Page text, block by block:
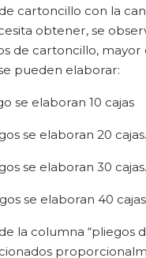
cartoncillo con la
obtener, se
de cartoncillo,
pueden elaborar:
se elaboran 10 cajas
se elaboran 20 cajas.
se elaboran 30 cajas.
se elaboran 40
la columna “pliegos